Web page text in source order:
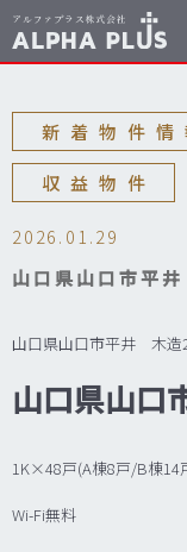
新着物件情
収益物件
2026.01.29
山口県山口市平
山口県山口市平井 木造
山口県山
1K×48戸(A棟8戸/B棟14
Wi-Fi無料